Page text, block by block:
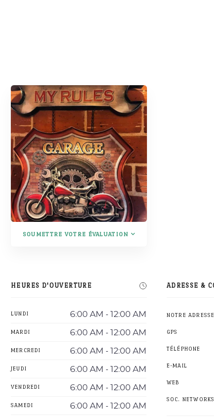
SOUMETTRE VOTRE ÉVALUATION
HEURES D'OUVERTURE
LUNDI 6:00 AM - 12:00 AM
MARDI 6:00 AM - 12:00 AM
MERCREDI 6:00 AM - 12:00 AM
JEUDI 6:00 AM - 12:00 AM
VENDREDI 6:00 AM - 12:00 AM
SAMEDI 6:00 AM - 12:00 AM
ADRESSE &
NOTRE ADRESSE
GPS
TÉLÉPHONE
E-MAIL
WEB
SOC. NETWORKS